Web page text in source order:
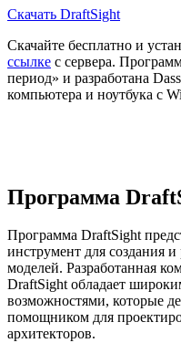
Скачать DraftSight
Скачайте бесплатно и
ссылке с сервера.
период» и разработана
компьютера и ноутбука с
Программа
Программа DraftSight
инструмент для создания
моделей. Разработанная
DraftSight обладает
возможностями, которые
помощником для
архитекторов.